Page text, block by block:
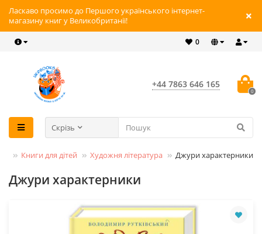
Ласкаво просимо до Першого українського інтернет-
магазину книг у Великобританії!
0
+44 7863 646 165
0
Скрізь
Книги для дітей Художня література Джури характерники
Джури характерники